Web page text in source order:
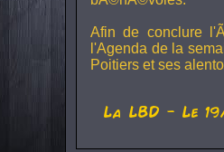
Afin de conclure
l'Agenda de la
Poitiers et ses
La LBD - Le